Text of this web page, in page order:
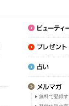
無料で登録